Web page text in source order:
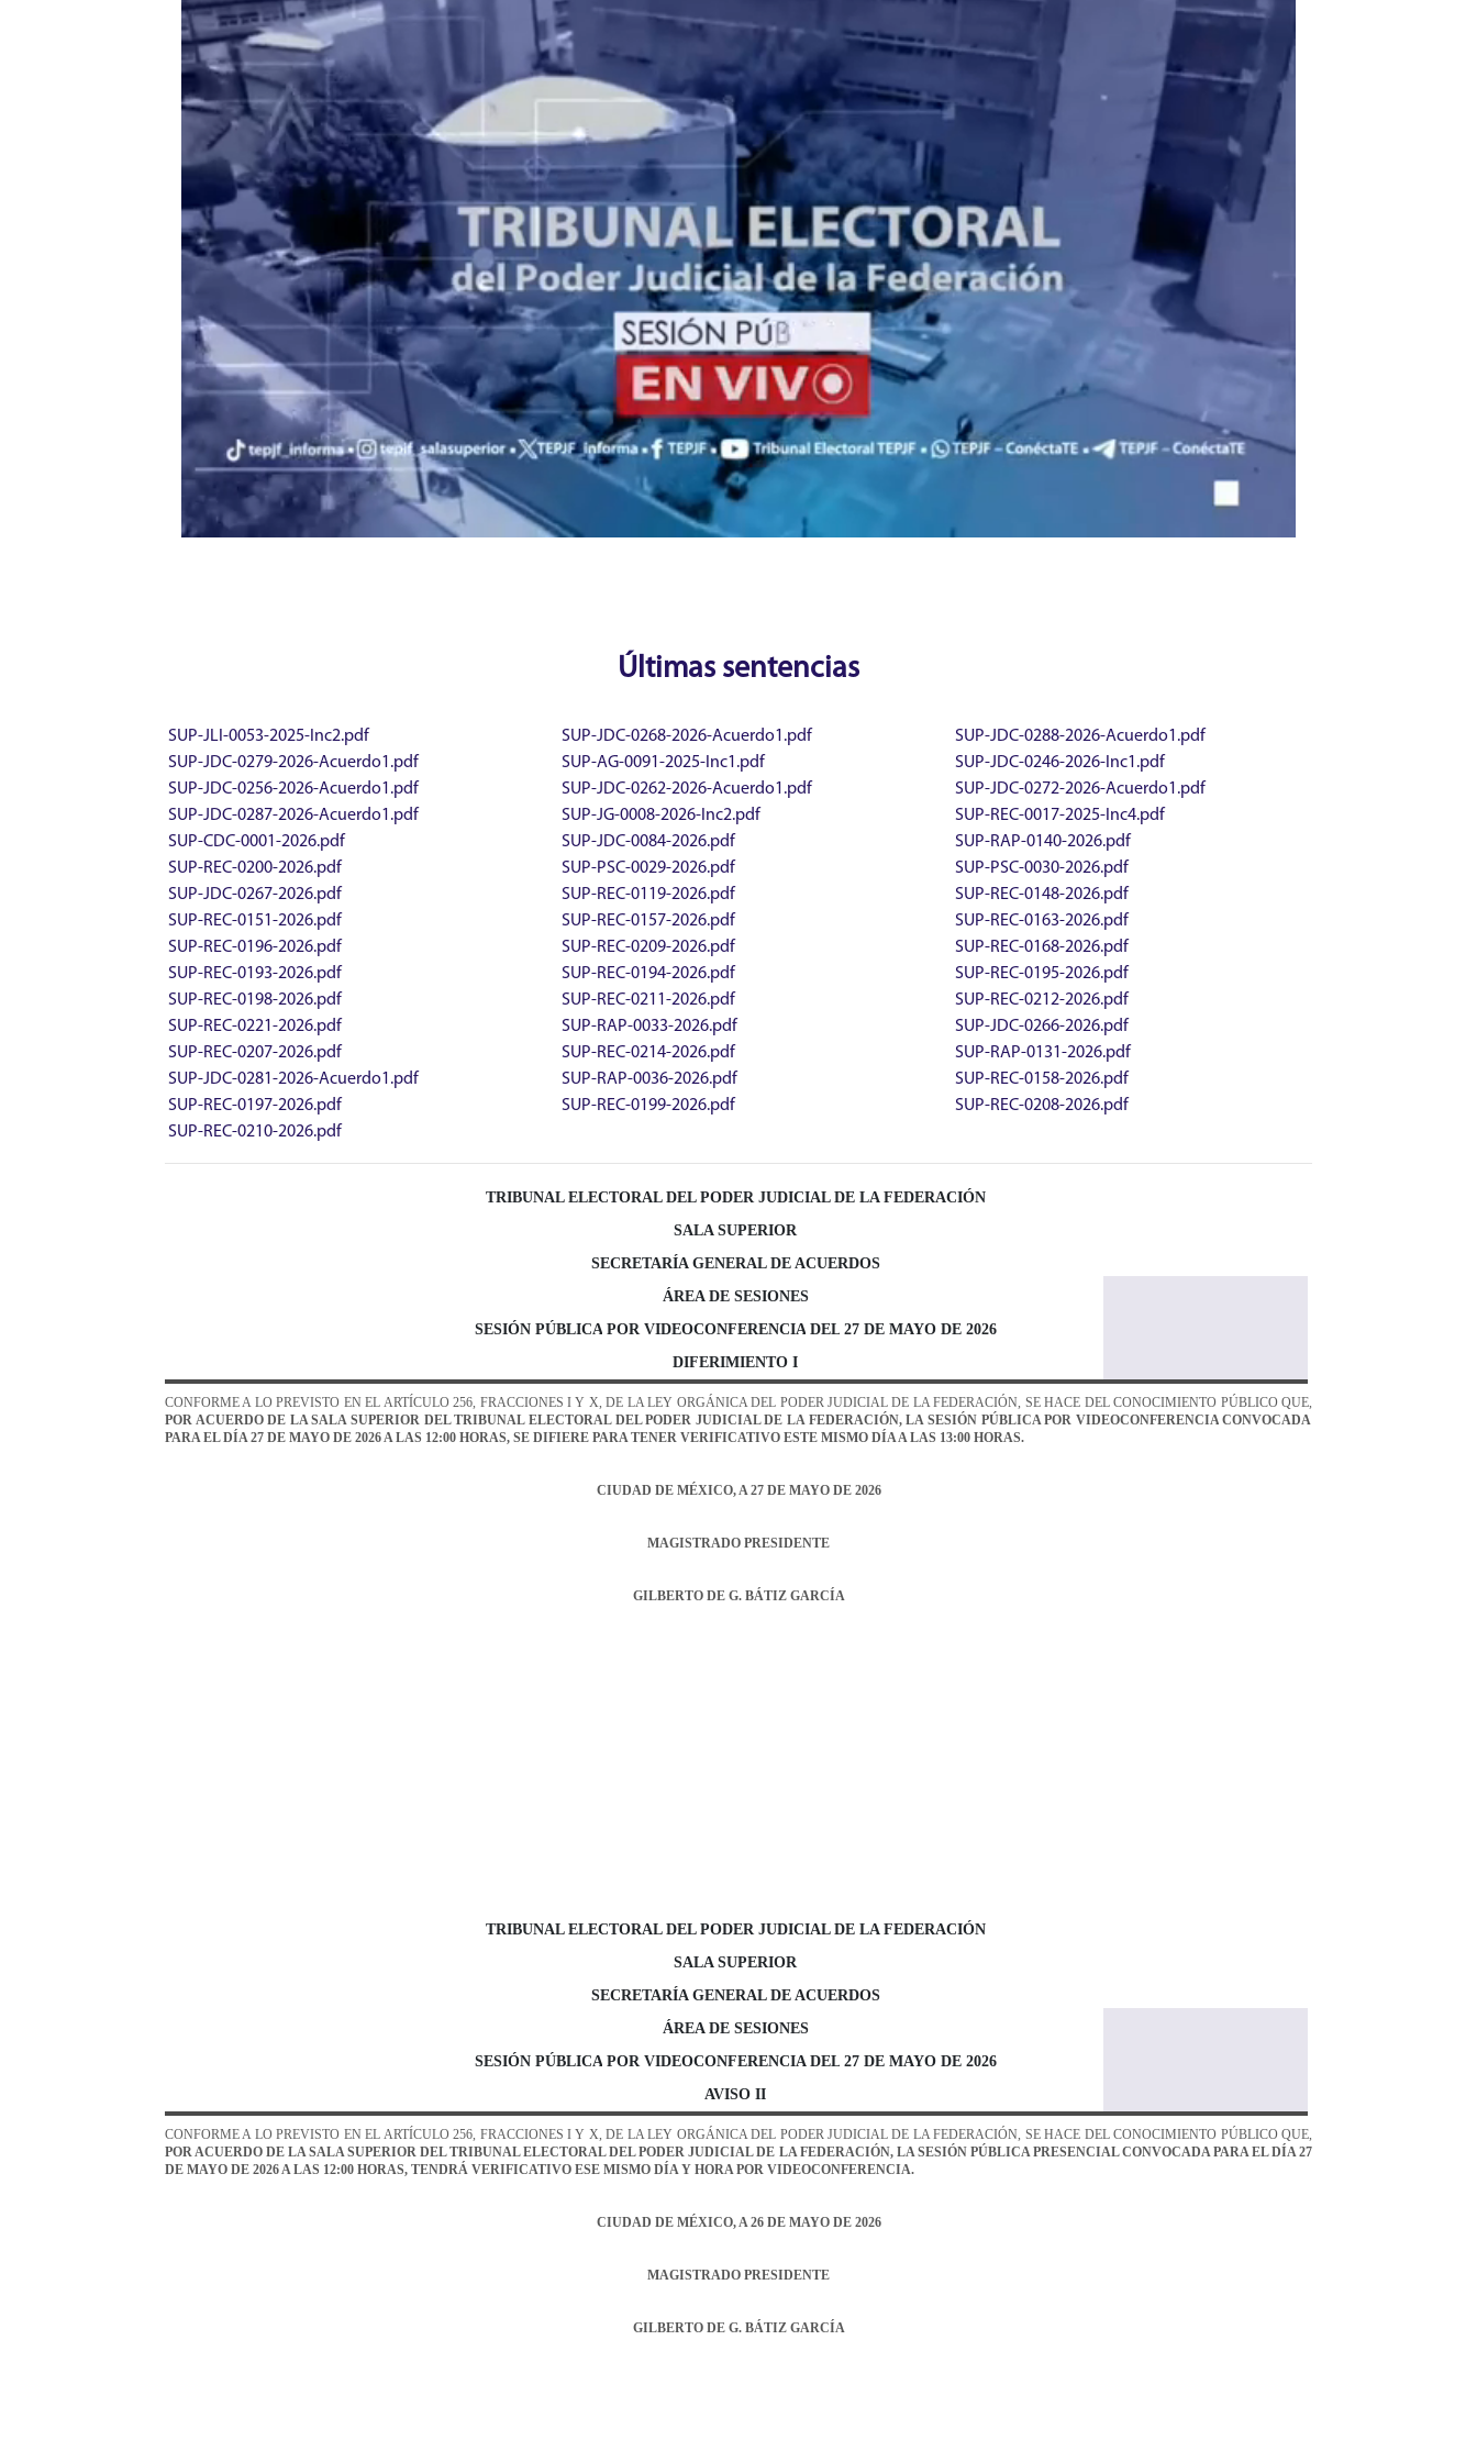
Últimas sentencias
SUP-JLI-0053-2025-Inc2.pdf SUP-JDC-0268-2026-Acuerdo1.pdf
SUP-JDC-0288-2026-Acuerdo1.pdf
SUP-JDC-0279-2026-Acuerdo1.pdf
SUP-AG-0091-2025-Inc1.pdf
SUP-JDC-0246-2026-Inc1.pdf
SUP-JDC-0256-2026-Acuerdo1.pdf
SUP-JDC-0262-2026-Acuerdo1.pdf
SUP-JDC-0272-2026-Acuerdo1.pdf
SUP-JDC-0287-2026-Acuerdo1.pdf
SUP-JG-0008-2026-Inc2.pdf
SUP-REC-0017-2025-Inc4.pdf
SUP-CDC-0001-2026.pdf
SUP-JDC-0084-2026.pdf
SUP-RAP-0140-2026.pdf
SUP-REC-0200-2026.pdf
SUP-PSC-0029-2026.pdf
SUP-PSC-0030-2026.pdf
SUP-JDC-0267-2026.pdf
SUP-REC-0119-2026.pdf
SUP-REC-0148-2026.pdf
SUP-REC-0151-2026.pdf
SUP-REC-0157-2026.pdf
SUP-REC-0163-2026.pdf
SUP-REC-0196-2026.pdf
SUP-REC-0209-2026.pdf
SUP-REC-0168-2026.pdf
SUP-REC-0193-2026.pdf
SUP-REC-0194-2026.pdf
SUP-REC-0195-2026.pdf
SUP-REC-0198-2026.pdf
SUP-REC-0211-2026.pdf
SUP-REC-0212-2026.pdf
SUP-REC-0221-2026.pdf
SUP-RAP-0033-2026.pdf
SUP-JDC-0266-2026.pdf
SUP-REC-0207-2026.pdf
SUP-REC-0214-2026.pdf
SUP-RAP-0131-2026.pdf
SUP-JDC-0281-2026-Acuerdo1.pdf
SUP-RAP-0036-2026.pdf
SUP-REC-0158-2026.pdf
SUP-REC-0197-2026.pdf
SUP-REC-0199-2026.pdf
SUP-REC-0208-2026.pdf
SUP-REC-0210-2026.pdf
TRIBUNAL ELECTORAL DEL PODER JUDICIAL DE LA FEDERACIÓN
SALA SUPERIOR
SECRETARÍA GENERAL DE ACUERDOS
ÁREA DE SESIONES
SESIÓN PÚBLICAPOR VIDEOCONFERENCIA DEL 27DE MAYO DE2026
DIFERIMIENTO I
CONFORME A LO PREVISTO EN EL ARTÍCULO256, FRACCIONES I Y X, DE LA LEY ORGÁNICA DEL PODER JUDICIAL DE LA FEDERACIÓN, SE HACE DEL CONOCIMIENTO PÚBLICOQUE,
POR ACUERDO DE LA SALA SUPERIOR DEL TRIBUNAL ELECTORAL DEL PODER JUDICIAL DE LA FEDERACIÓN, LA SESIÓN PÚBLICA POR VIDEOCONFERENCIA CONVOCADA
PARAEL DÍA27 DE MAYO DE 2026 A LAS 12:00 HORAS, SE DIFIERE PARA TENER VERIFICATIVO ESTE MISMO DÍA A LAS 13:00 HORAS.
CIUDAD DE MÉXICO,A27DE MAYODE 2026
MAGISTRADO PRESIDENTE
GILBERTO DE G. BÁTIZ GARCÍA
TRIBUNAL ELECTORAL DEL PODER JUDICIAL DE LA FEDERACIÓN
SALA SUPERIOR
SECRETARÍA GENERAL DE ACUERDOS
ÁREA DE SESIONES
SESIÓN PÚBLICA POR VIDEOCONFERENCIA DEL 27DE MAYO DE2026
AVISO II
CONFORME A LO PREVISTO EN EL ARTÍCULO 256, FRACCIONES I Y X, DE LA LEY ORGÁNICA DEL PODER JUDICIAL DE LA FEDERACIÓN, SE HACE DEL CONOCIMIENTO PÚBLICO QUE,
POR ACUERDO DE LA SALA SUPERIOR DEL TRIBUNAL ELECTORAL DEL PODER JUDICIAL DE LA FEDERACIÓN, LA SESIÓN PÚBLICA PRESENCIALCONVOCADA PARA EL DÍA 27
DE MAYO DE 2026 A LAS 12:00 HORAS, TENDRÁ VERIFICATIVO ESE MISMO DÍAY HORAPOR VIDEOCONFERENCIA.
CIUDAD DE MÉXICO,A26DE MAYODE 2026
MAGISTRADO PRESIDENTE
GILBERTO DE G. BÁTIZ GARCÍA